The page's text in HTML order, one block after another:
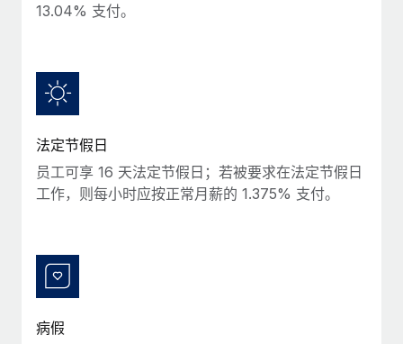
人员调配与搬迁
轻松搬迁员工
福利
轻松管理员工福利
As the global workforce continues to expand in response
了解更多
What a Workday global payroll implementation
Most teams hear "payroll implementation" and picture a
13.04% 支付。
法定节假日
员工可享 16 天法定节假日；若被要求在法定节假日
工作，则每小时应按正常月薪的 1.375% 支付。
病假